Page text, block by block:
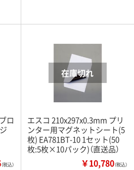
ロ
（税込）
エスコ 210x297x0.3mm プリ
ンター用マグネットシート(5
枚) EA781BT-10 1セット(50
枚:5枚×10パック)（直送品）
￥10,780（税込）